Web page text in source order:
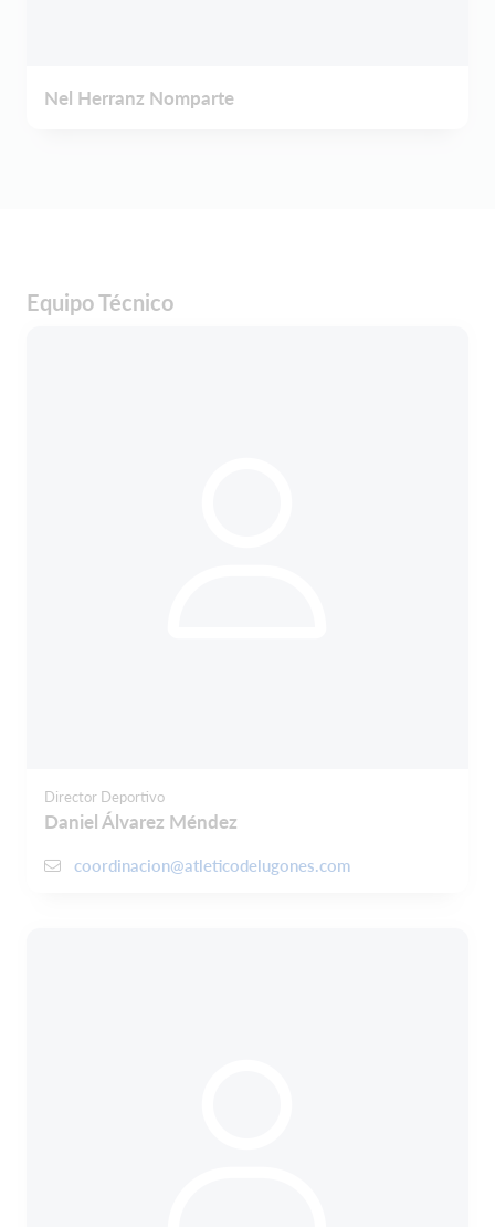
Nel Herranz Nomparte
Equipo Técnico
Director Deportivo
Daniel Álvarez Méndez
coordinacion@atleticodelugones.com